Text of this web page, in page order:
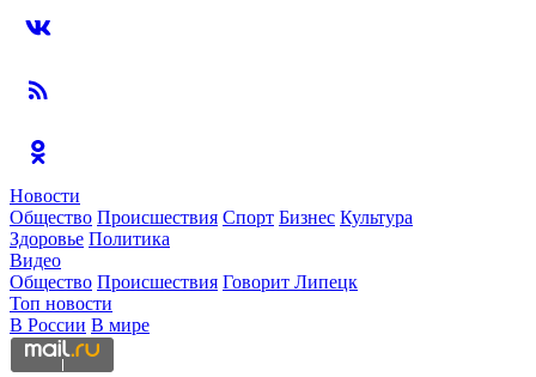
Новости
Общество Происшествия Спорт Бизнес Культура
Здоровье Политика
Видео
Общество Происшествия Говорит Липецк
Топ новости
В России В мире